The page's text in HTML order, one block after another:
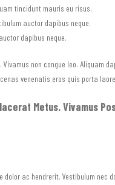
tincidunt mauris eu risus.
auctor dapibus neque.
dapibus neque.
Vivamus non congue leo. Aliquam
venenatis eros quis porta
Metus. Vivamus
dolor ac hendrerit. Vestibulum